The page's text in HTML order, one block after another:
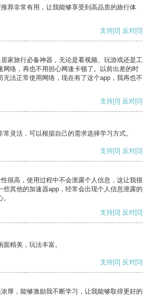
荐非常有用，让我能够享受到高品质的旅行体
支持[0] 反对[0]
家旅行必备神器，无论是看视频、玩游戏还是工
网络，再也不用担心网速卡顿了。以前出差的时
无法正常使用网络，现在有了这个app，我再也不
支持[0] 反对[0]
灵活，可以根据自己的需求选择学习方式。
支持[0] 反对[0]
很高，使用过程中不会泄露个人信息，这让我很
些其他的加速器app，经常会出现个人信息泄露的
支持[0] 反对[0]
精美，玩法丰富。
支持[0] 反对[0]
厚，能够激励我不断学习，让我能够取得更好的